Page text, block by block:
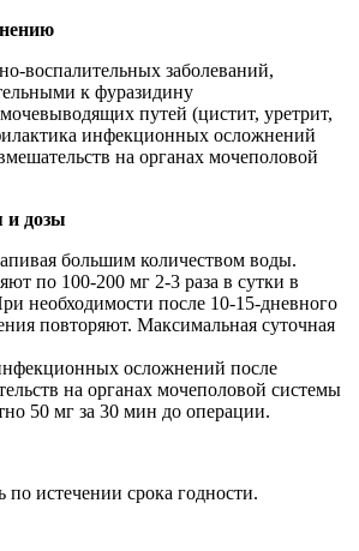
воспалительных заболеваний,
к фуразидину
путей (цистит, уретрит,
инфекционных осложнений
на органах мочеполовой
и дозы
большим количеством воды.
по 100-200 мг 2-3 раза в сутки в
необходимости после 10-15-дневного
повторяют. Максимальная суточная
осложнений после
на органах мочеполовой системы
50 мг за 30 мин до операции.
по истечении срока годности.